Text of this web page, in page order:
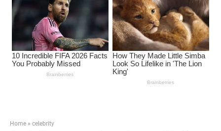
Home » celebrity